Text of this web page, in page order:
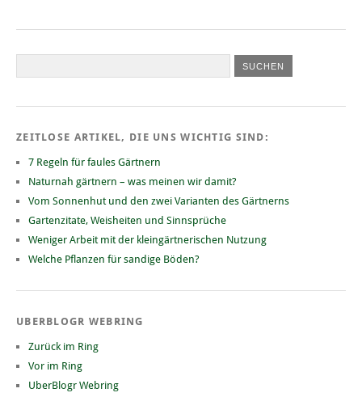
ZEITLOSE ARTIKEL, DIE UNS WICHTIG SIND:
7 Regeln für faules Gärtnern
Naturnah gärtnern – was meinen wir damit?
Vom Sonnenhut und den zwei Varianten des Gärtnerns
Gartenzitate, Weisheiten und Sinnsprüche
Weniger Arbeit mit der kleingärtnerischen Nutzung
Welche Pflanzen für sandige Böden?
UBERBLOGR WEBRING
Zurück im Ring
Vor im Ring
UberBlogr Webring